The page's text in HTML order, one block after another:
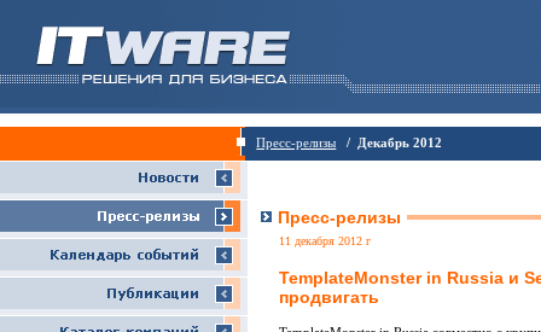
Пресс-релизы / Декабрь 2012
Пресс-релизы
11 декабря 2012 г
TemplateMonster in Russia и
продвигать